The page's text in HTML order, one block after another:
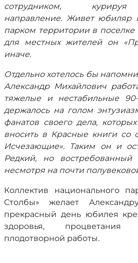
сотрудником, курируя
направление. Живет юбиляр
парком территории в поселке
для местных жителей он
иначе.
Отдельно хотелось бы
Александр Михайлович
тяжелые и нестабильные
держалось на голом
фанатов своего дела,
вносить в Красные книги со
Исчезающие». Таким он и
Редкий, но
несмотря на почти
Коллектив национального
Столбы» желает
прекрасный день юбилея
здоровья,
плодотворной работы.